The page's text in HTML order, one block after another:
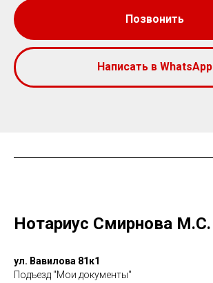
Позвонить
Написать в WhatsApp
Нотариус Смирнова М.С.
ул. Вавилова 81к1
Подъезд "Мои документы"